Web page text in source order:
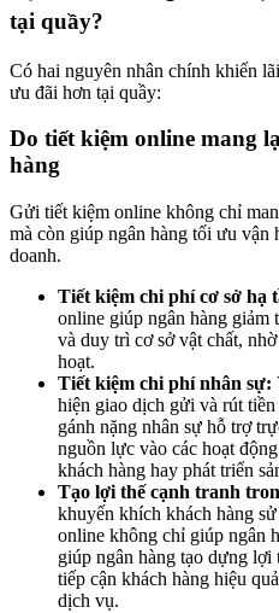
tại quầy?
Có hai nguyên nhân chính khiến
ưu đãi hơn tại quầy:
Do tiết kiệm online mang
hàng
Gửi tiết kiệm online không chỉ
mà còn giúp ngân hàng tối ưu vận
doanh.
Tiết kiệm chi phí cơ sở hạ
online giúp ngân hàng giảm
và duy trì cơ sở vật chất,
hoạt.
Tiết kiệm chi phí nhân sự:
hiện giao dịch gửi và rút
gánh nặng nhân sự hỗ trợ
nguồn lực vào các hoạt
khách hàng hay phát triển
Tạo lợi thế cạnh tranh
khuyến khích khách hàng
online không chỉ giúp ngân
giúp ngân hàng tạo dựng lợi
tiếp cận khách hàng hiệu
dịch vụ.